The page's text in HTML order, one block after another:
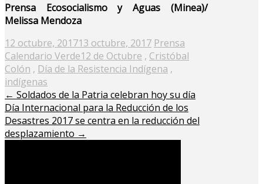
Prensa Ecosocialismo y Aguas (Minea)/
Melissa Mendoza
Posted
on
12 octubre, 201713 octubre, 2017 Prensa
Calendario Verde12 de Octubre , Cristóbal
Colón , Día de la Resistencia Indígena ,
indígenas
← Soldados de la Patria celebran hoy su día
Día Internacional para la Reducción de los
Desastres 2017 se centra en la reducción del
desplazamiento →